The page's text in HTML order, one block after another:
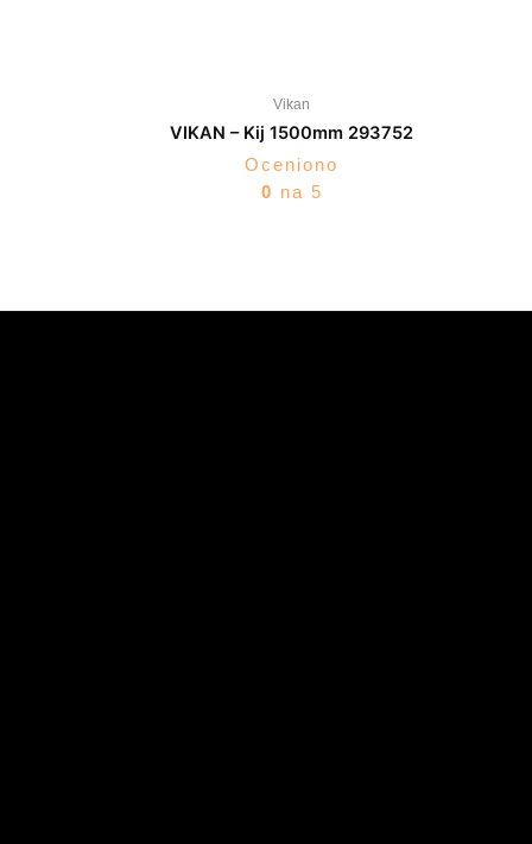
Vikan
VIKAN – Kij 1500mm 293752
Oceniono
0 na 5